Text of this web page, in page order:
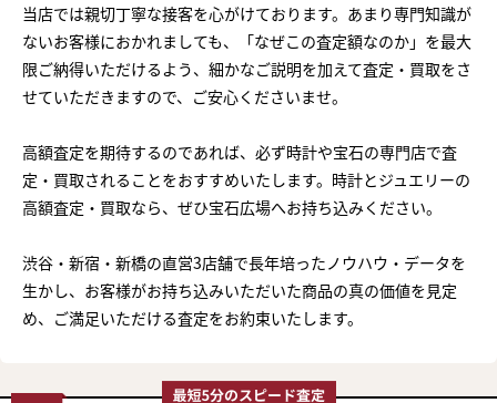
当店では親切丁寧な接客を心がけております。あまり専門知識が
ないお客様におかれましても、「なぜこの査定額なのか」を最大
限ご納得いただけるよう、細かなご説明を加えて査定・買取をさ
せていただきますので、ご安心くださいませ。
高額査定を期待するのであれば、必ず時計や宝石の専門店で査
定・買取されることをおすすめいたします。時計とジュエリーの
高額査定・買取なら、ぜひ宝石広場へお持ち込みください。
渋谷・新宿・新橋の直営3店舗で長年培ったノウハウ・データを
生かし、お客様がお持ち込みいただいた商品の真の価値を見定
め、ご満足いただける査定をお約束いたします。